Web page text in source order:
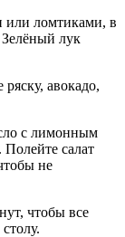
или ломтиками, в
лук
авокадо,
с лимонным
Полейте салат
не
чтобы все